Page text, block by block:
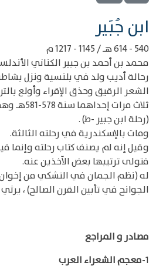
‌‌ابن جُبَير
540 - 614 هـ / 1145 - 1217 م
محمد بن أحمد بن جبير الكناني
رحالة أديب ولد في بلنسية ونزل
الشعر الرقيق وحذق الإقراء وأولع
ثلاث مرات
(رحلة ابن جبير -ط) .
ومات بالإسكندرية في رحلته الثالثة.
وقيل إنه لم يصنف كتاب رحلته وإنما
فتولى ترتيبها بعض الآخذين عنه.
له (نظم الجمان في التشكي من إخوان
الجوانح في تأبين القرن الصالح) ،
مصادر و المراجع
1- معجم الشعراء العرب